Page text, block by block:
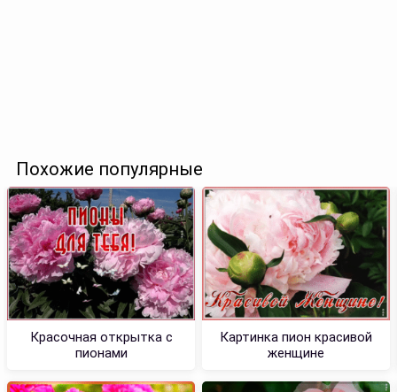
Похожие популярные
Красочная открытка с
пионами
Картинка пион красивой
женщине